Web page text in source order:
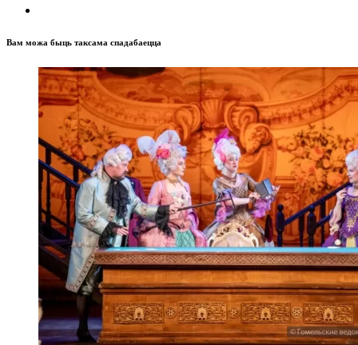
Вам можа быць таксама спадабаецца